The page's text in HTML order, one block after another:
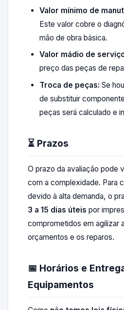
Valor mínimo de
Este valor cobre o
mão de obra básica.
Valor mádio de
preço das peças de
Troca de peças: Se
de substituir
peças será calculado e
⏳ Prazos
O prazo da avaliação pode
com a complexidade. Para
devido à alta demanda, o
3 a 15 dias úteis por
comprometidos em agilizar
orçamentos e os reparos.
📅 Horários e
Equipamentos